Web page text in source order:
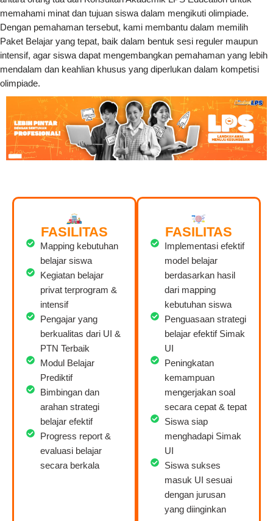
memahami minat dan tujuan siswa dalam mengikuti olimpiade.
Dengan pemahaman tersebut, kami membantu dalam memilih
Paket Belajar yang tepat, baik dalam bentuk sesi reguler maupun
intensif, agar siswa dapat mengembangkan pemahaman yang lebih
mendalam dan keahlian khusus yang diperlukan dalam kompetisi
olimpiade.
FASILITAS
Mapping kebutuhan
belajar siswa
Kegiatan belajar
privat terprogram &
intensif
Pengajar yang
berkualitas dari UI &
PTN Terbaik
Modul Belajar
Prediktif
Bimbingan dan
arahan strategi
belajar efektif
Progress report &
evaluasi belajar
secara berkala
FASILITAS
Implementasi efektif
model belajar
berdasarkan hasil
dari mapping
kebutuhan siswa
Penguasaan strategi
belajar efektif Simak
UI
Peningkatan
kemampuan
mengerjakan soal
secara cepat & tepat
Siswa siap
menghadapi Simak
UI
Siswa sukses
masuk UI sesuai
dengan jurusan
yang diinginkan